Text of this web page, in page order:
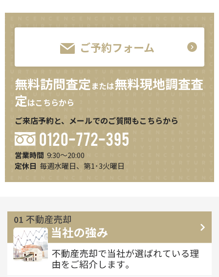
ご予約フォーム
無料訪問査定または無料現地調査査
定はこちらから
ご来店予約と、メールでのご質問もこちらから
0120-772-395
営業時間 9:30～20:00
定休日 毎週水曜日、第1･3火曜日